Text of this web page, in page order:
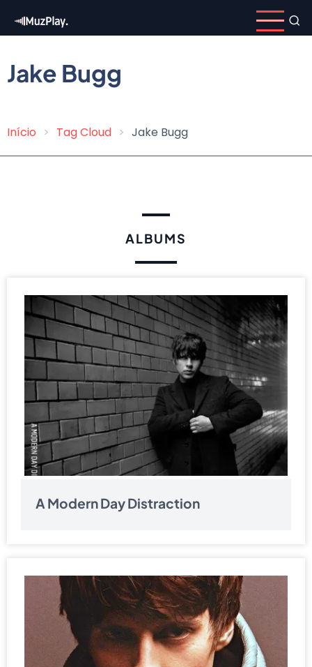
content
Jake Bugg
Breadcrumb
Início Tag Cloud Jake Bugg
ALBUMS
A Modern Day Distraction